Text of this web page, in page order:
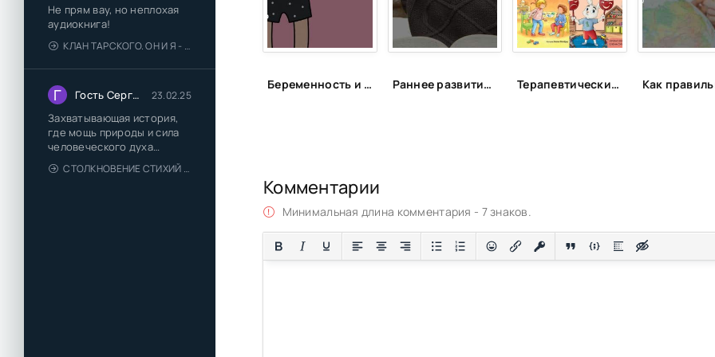
Не прям вау, но неплохая
аудиокнига!
КЛАН ТАРСКОГО. ОН И Я - ЕЛЕНА ТОДОРОВА (1)
Г Гость Сергей 23.02.25
Захватывающая история,
где мощь природы и сила
человеческого духа
сплетаются в напряжённый
и
СТОЛКНОВЕНИЕ СТИХИЙ - ВАЛЕРИЙ ГУМИНСКИЙ
30
31
Беременность и роды в 40 лет: откровенный монолог читательницы НЭН о трудностях, радостях и надеждах отложенного материнства Раннее развитие — большое будущее? Какие игры и занятия способны сделать из младенца гения Терапевтические сказки для детей!
Комментарии
Минимальная длина комментария - 7 знаков.